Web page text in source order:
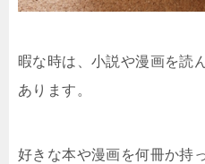
暇な時は、小説や漫画を読
あります。
好きな本や漫画を何冊か持